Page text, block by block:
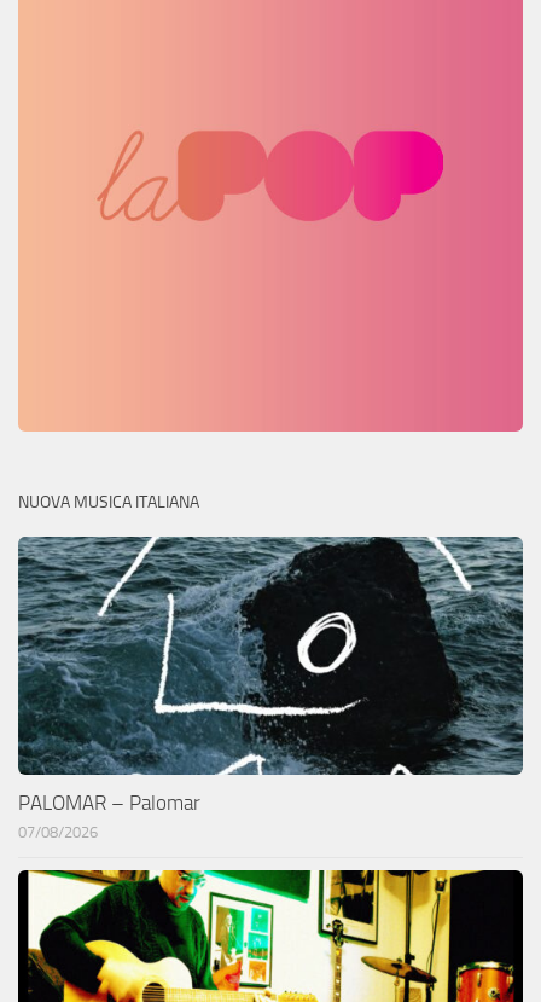
NUOVA MUSICA ITALIANA
PALOMAR – Palomar
07/08/2026